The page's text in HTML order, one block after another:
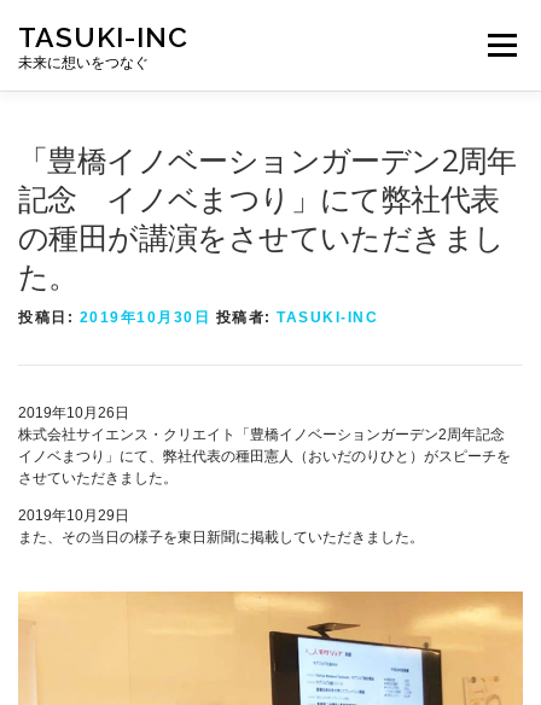
ツ
TASUKI-INC
未来に想いをつなぐ
メニュー
「豊橋イノベーションガーデン2周年
記念 イノベまつり」にて弊社代表
の種田が講演をさせていただきまし
た。
投稿日: 2019年10月30日 投稿者: TASUKI-INC
2019年10月26日
株式会社サイエンス・クリエイト「豊橋イノベーションガーデン2周年記念
イノベまつり」にて、弊社代表の種田憲人（おいだのりひと）がスピーチを
させていただきました。
2019年10月29日
また、その当日の様子を東日新聞に掲載していただきました。